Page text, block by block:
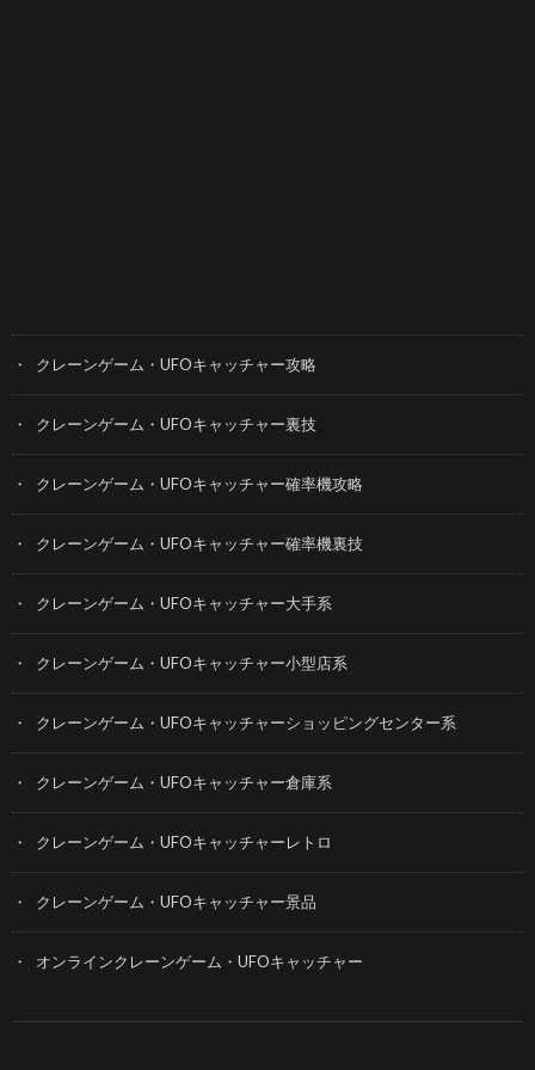
クレーンゲーム・UFOキャッチャー攻略
クレーンゲーム・UFOキャッチャー裏技
クレーンゲーム・UFOキャッチャー確率機攻略
クレーンゲーム・UFOキャッチャー確率機裏技
クレーンゲーム・UFOキャッチャー大手系
クレーンゲーム・UFOキャッチャー小型店系
クレーンゲーム・UFOキャッチャーショッピングセンター系
クレーンゲーム・UFOキャッチャー倉庫系
クレーンゲーム・UFOキャッチャーレトロ
クレーンゲーム・UFOキャッチャー景品
オンラインクレーンゲーム・UFOキャッチャー